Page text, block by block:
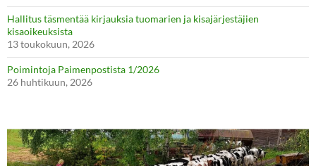
Hallitus täsmentää kirjauksia tuomarien ja kisajärjestäjien
kisaoikeuksista
13 toukokuun, 2026
Poimintoja Paimenpostista 1/2026
26 huhtikuun, 2026